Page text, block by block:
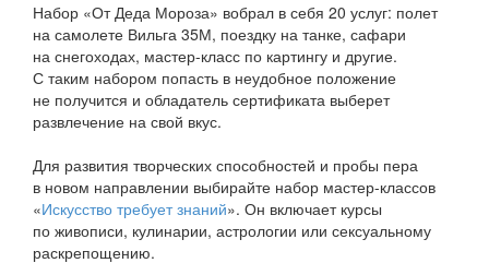
Набор «От Деда Мороза» вобрал в себя 20 услуг: полет
на самолете Вильга 35М, поездку на танке, сафари
на снегоходах, мастер-класс по картингу и другие.
С таким набором попасть в неудобное положение
не получится и обладатель сертификата выберет
развлечение на свой вкус.
Для развития творческих способностей и пробы пера
в новом направлении выбирайте набор мастер-классов
«Искусство требует знаний». Он включает курсы
по живописи, кулинарии, астрологии или сексуальному
раскрепощению.